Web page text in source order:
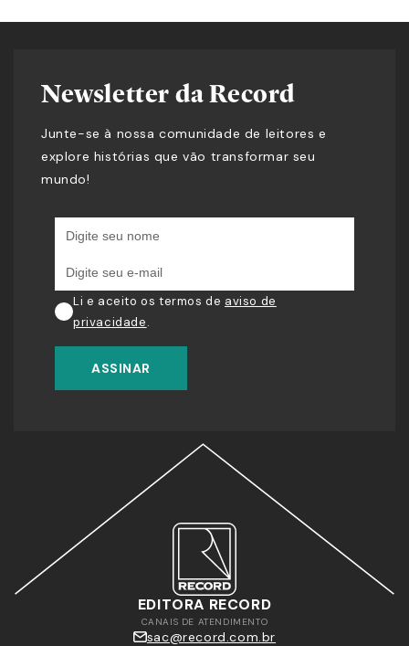
Newsletter da Record
Junte-se à nossa comunidade de leitores e
explore histórias que vão transformar seu
mundo!
Li e aceito os termos de aviso de
privacidade.
ASSINAR
EDITORA RECORD
CANAIS DE ATENDIMENTO
sac@record.com.br